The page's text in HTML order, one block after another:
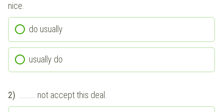
nice.
do usually
usually do
2) ........ not accept this deal.